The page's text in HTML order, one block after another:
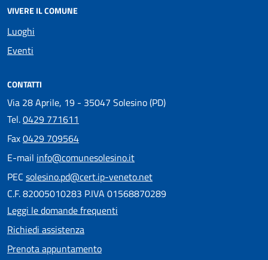
VIVERE IL COMUNE
Luoghi
Eventi
CONTATTI
Via 28 Aprile, 19 - 35047 Solesino (PD)
Tel.0429 771611
Fax0429 709564
E-mail info@comunesolesino.it
PEC solesino.pd@cert.ip-veneto.net
C.F. 82005010283 P.IVA 01568870289
Leggi le domande frequenti
Richiedi assistenza
Prenota appuntamento